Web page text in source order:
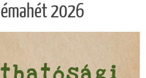
2026